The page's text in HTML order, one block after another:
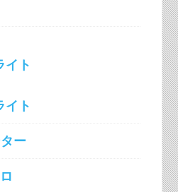
イト
イト
ー